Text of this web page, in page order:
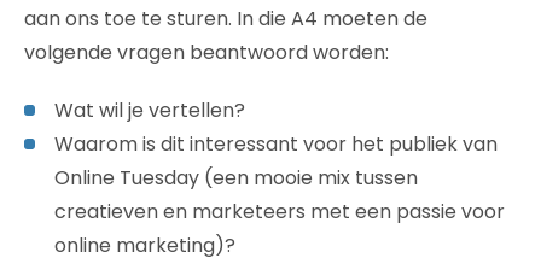
aan ons toe te sturen. In die A4 moeten de
volgende vragen beantwoord worden:
Wat wil je vertellen?
Waarom is dit interessant voor het publiek van
Online Tuesday (een mooie mix tussen
creatieven en marketeers met een passie voor
online marketing)?